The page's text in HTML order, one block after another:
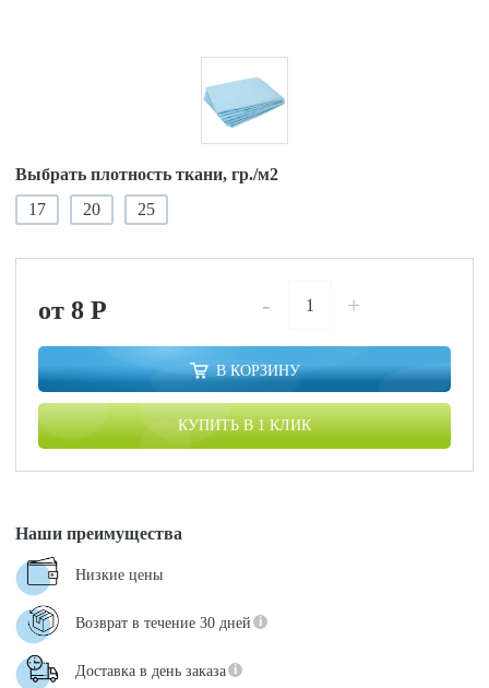
Выбрать плотность ткани, гр./м2
17
20 25
от 8P - +
В КОРЗИНУ
КУПИТЬ В 1 КЛИК
Наши преимущества
Низкие цены
Возврат в течение 30 дней
Доставка в день заказа